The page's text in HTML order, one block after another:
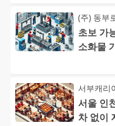
(주) 동부
초보 가
소화물
서부캐리
서울 인
차 없이